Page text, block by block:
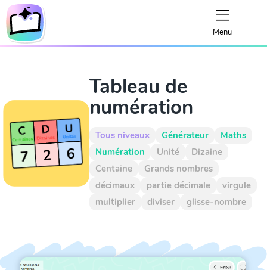
Menu
Tableau de
numération
Tous niveaux Générateur
Maths
Numération
Unité
Dizaine
Centaine
Grands nombres
décimaux
partie décimale
virgule
multiplier
diviser glisse-nombre